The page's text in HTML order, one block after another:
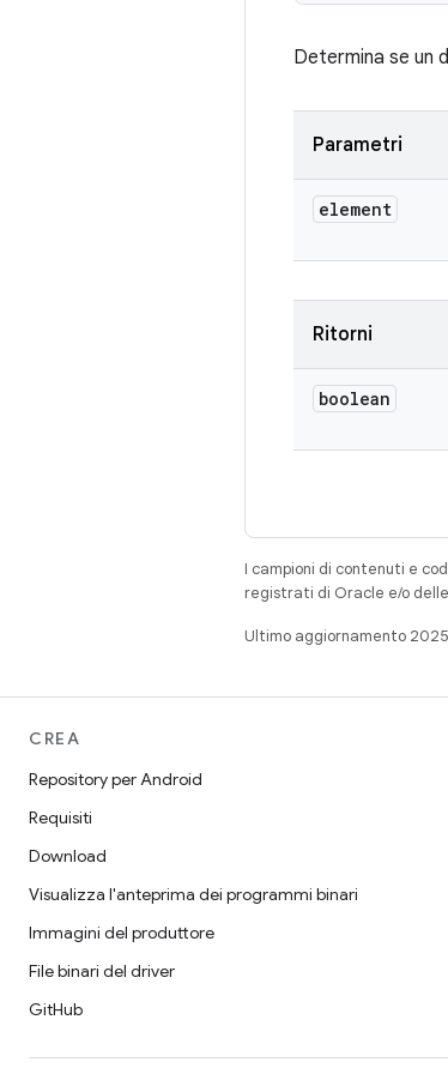
Determina se un
Parametri
element
Ritorni
boolean
I campioni di contenuti e
registrati di Oracle e/o
Ultimo aggiornamento
CREA
Repository per Android
Requisiti
Download
Visualizza l'anteprima dei programmi binari
Immagini del produttore
File binari del driver
GitHub